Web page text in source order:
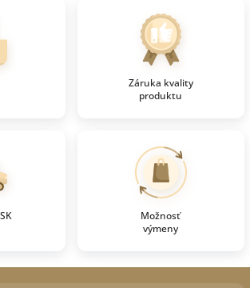
Záruka kvality
produktu
Možnosť
výmeny